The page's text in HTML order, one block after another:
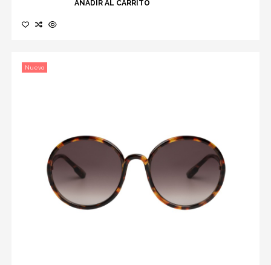
AÑADIR AL CARRITO
Nuevo